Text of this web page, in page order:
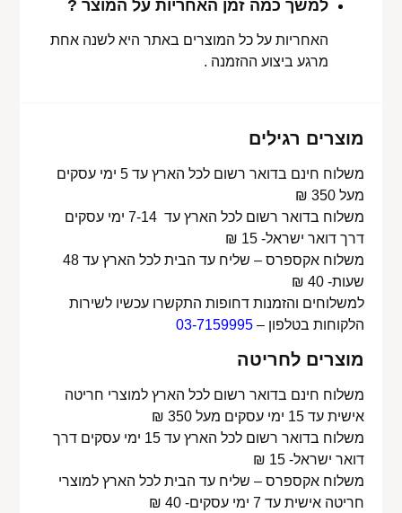
למשך כמה זמן האחריות על המוצר ?
האחריות על כל המוצרים באתר היא לשנה אחת
מרגע ביצוע ההזמנה .
מוצרים רגילים
משלוח חינם בדואר רשום לכל הארץ עד 5 ימי עסקים
מעל 350 ₪
משלוח בדואר רשום לכל הארץ עד 7-14 ימי עסקים
דרך דואר ישראל- 15 ₪
משלוח אקספרס – שליח עד הבית לכל הארץ עד 48
שעות- 40 ₪
למשלוחים והזמנות דחופות התקשרו עכשיו לשירות
הלקוחות בטלפון –03-7159995
מוצרים לחריטה
משלוח חינם בדואר רשום לכל הארץ למוצרי חריטה
אישית עד 15 ימי עסקים מעל 350 ₪
משלוח בדואר רשום לכל הארץ עד 15 ימי עסקים דרך
דואר ישראל- 15 ₪
משלוח אקספרס – שליח עד הבית לכל הארץ למוצרי
חריטה אישית עד 7 ימי עסקים- 40 ₪